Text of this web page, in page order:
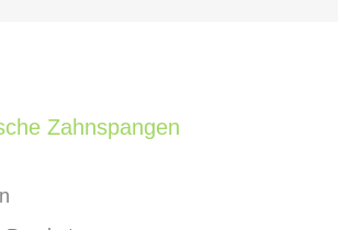
Zahnspangen